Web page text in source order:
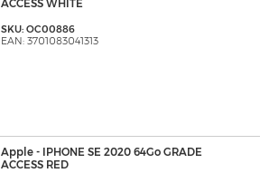
ACCESS WHITE
SKU: OC00886
EAN: 3701083041313
Apple - IPHONE SE 2020 64Go GRADE
ACCESS RED